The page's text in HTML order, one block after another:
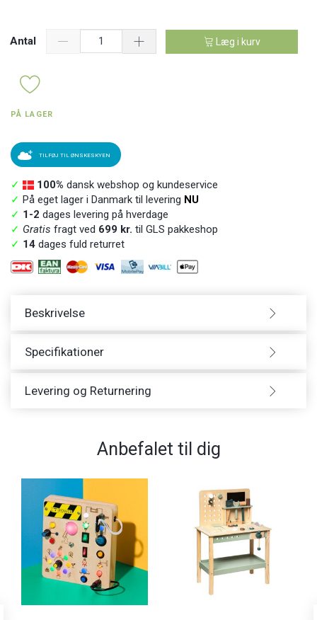
Antal Læg i kurv
PÅ LAGER
TILFØJ TIL ØNSKESKYEN
✓ 100% dansk webshop og kundeservice
✓ På eget lager i Danmark til levering NU
✓ 1-2 dages levering på hverdage
✓ Gratis fragt ved 699 kr. til GLS pakkeshop
✓ 14 dages fuld returret
Beskrivelse
Specifikationer
Levering og Returnering
Anbefalet til dig